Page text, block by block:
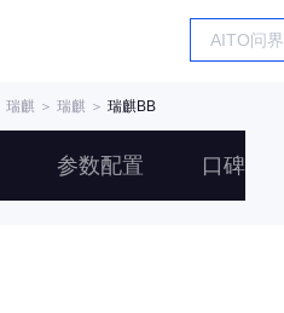
瑞麒 ＞ 瑞麒 ＞ 瑞麒BB
参数配置 口碑